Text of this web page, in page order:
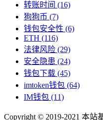
转账时间 (16)
狗狗币 (7)
钱包安全性 (6)
ETH (116)
法律风险 (29)
安全隐患 (24)
钱包下载 (45)
imtoken钱包 (64)
IM钱包 (11)
Copyright © 2019-2021 本站